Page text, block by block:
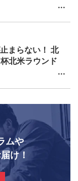
まらない！ 北
北米ラウンド
ムや
け！